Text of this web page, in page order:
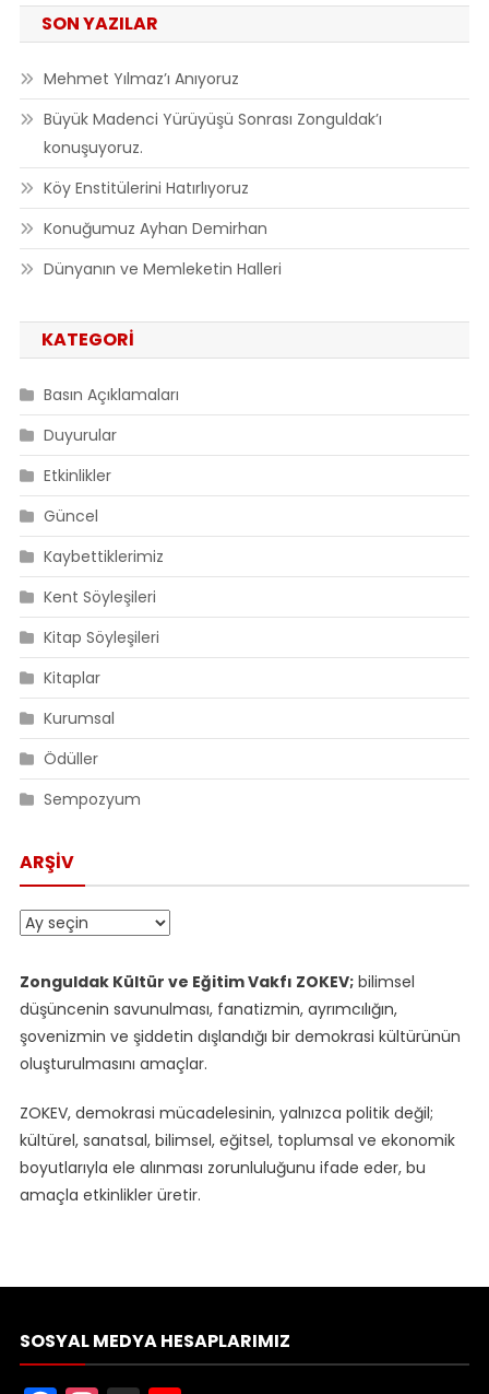
SON YAZILAR
Mehmet Yılmaz’ı Anıyoruz
Büyük Madenci Yürüyüşü Sonrası Zonguldak’ı
konuşuyoruz.
Köy Enstitülerini Hatırlıyoruz
Konuğumuz Ayhan Demirhan
Dünyanın ve Memleketin Halleri
KATEGORI
Basın Açıklamaları
Duyurular
Etkinlikler
Güncel
Kaybettiklerimiz
Kent Söyleşileri
Kitap Söyleşileri
Kitaplar
Kurumsal
Ödüller
Sempozyum
ARŞIV
Arşiv
Zonguldak Kültür ve Eğitim Vakfı ZOKEV;bilimsel
düşüncenin savunulması, fanatizmin, ayrımcılığın,
şovenizmin ve şiddetin dışlandığı bir demokrasi kültürünün
oluşturulmasını amaçlar.
ZOKEV, demokrasi mücadelesinin, yalnızca politik değil;
kültürel, sanatsal, bilimsel, eğitsel, toplumsal ve ekonomik
boyutlarıyla ele alınması zorunluluğunu ifade eder, bu
amaçla etkinlikler üretir.
SOSYAL MEDYA HESAPLARIMIZ